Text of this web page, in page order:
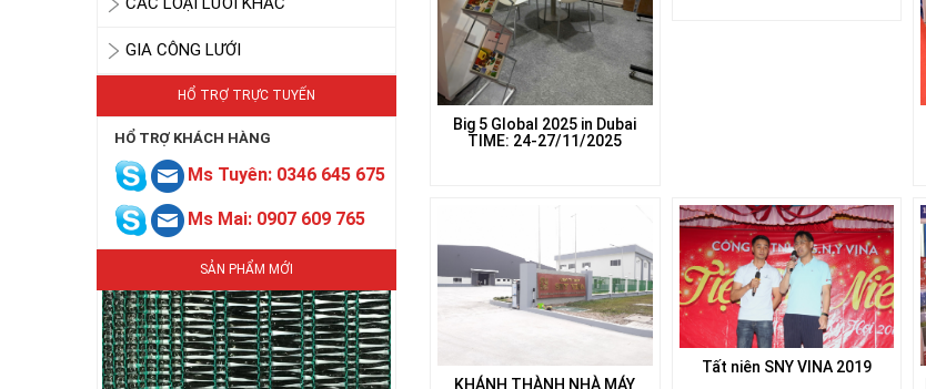
GIA CÔNG LƯỚI
HỔ TRỢ TRỰC TUYẾN
HỔ TRỢ KHÁCH HÀNG
Ms Tuyên: 0346 645 675
Ms Mai: 0907 609 765
SẢN PHẨM MỚI
Big 5 Global 2025 in Dubai
TIME: 24-27/11/2025
KHÁNH THÀNH NHÀ MÁY
Tất niên SNY VINA 2019